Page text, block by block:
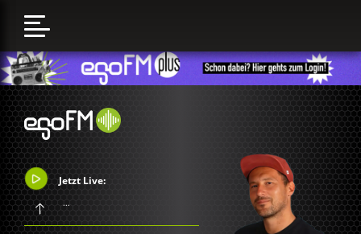
Jetzt Live:
...